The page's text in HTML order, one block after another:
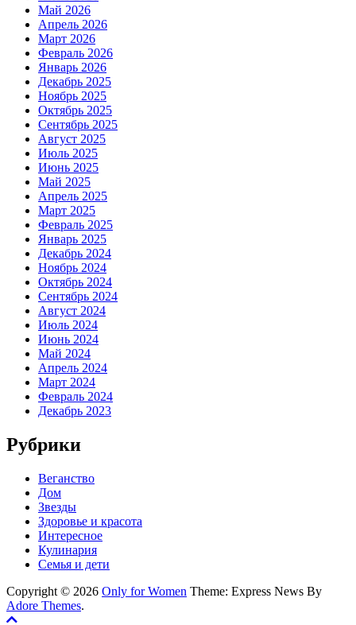
Май 2026
Апрель 2026
Март 2026
Февраль 2026
Январь 2026
Декабрь 2025
Ноябрь 2025
Октябрь 2025
Сентябрь 2025
Август 2025
Июль 2025
Июнь 2025
Май 2025
Апрель 2025
Март 2025
Февраль 2025
Январь 2025
Декабрь 2024
Ноябрь 2024
Октябрь 2024
Сентябрь 2024
Август 2024
Июль 2024
Июнь 2024
Май 2024
Апрель 2024
Март 2024
Февраль 2024
Декабрь 2023
Рубрики
Веганство
Дом
Звезды
Здоровье и красота
Интересное
Кулинария
Семья и дети
Copyright © 2026 Only for Women Theme: Express News By
Adore Themes.